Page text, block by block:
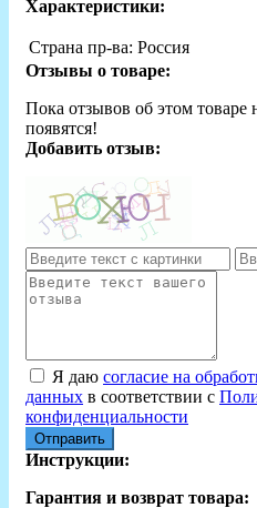
Характеристики:
Страна пр-ва: Россия
Отзывы о товаре:
Пока отзывов об этом товаре
появятся!
Добавить отзыв:
Я даю согласие на
данных в соответствии с
конфиденциальности
Отправить
Инструкции:
Гарантия и возврат товара: